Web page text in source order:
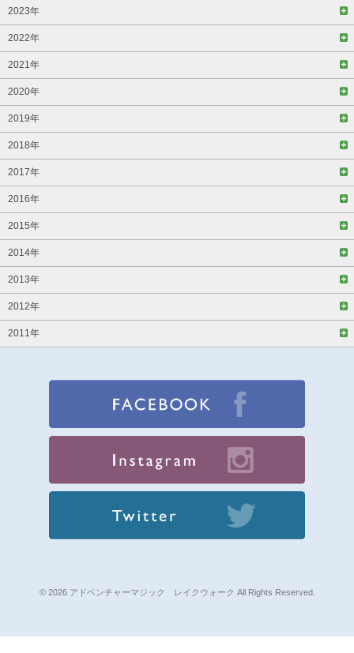
2023年
2022年
2021年
2020年
2019年
2018年
2017年
2016年
2015年
2014年
2013年
2012年
2011年
© 2026 アドベンチャーマジック レイクウォーク All Rights Reserved.